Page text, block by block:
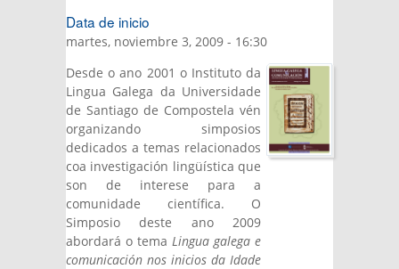
Data de inicio
martes, noviembre 3, 2009 - 16:30
Desde o ano 2001 o Instituto da
Lingua Galega da Universidade
de Santiago de Compostela vén
organizando simposios
dedicados a temas relacionados
coa investigación lingüística que
son de interese para a
comunidade científica. O
Simposio deste ano 2009
abordará o tema Lingua galega e
comunicación nos inicios da Idade